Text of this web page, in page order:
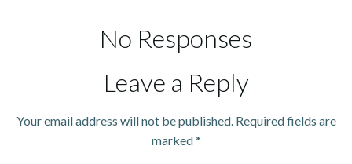
No Responses
Leave a Reply
Your email address will not be published. Required fields are
marked*